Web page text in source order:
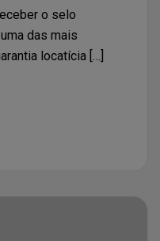
o selo
das mais
locatícia […]